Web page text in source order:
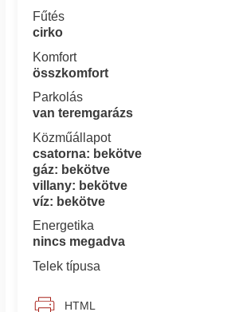
Fűtés
cirko
Komfort
összkomfort
Parkolás
van teremgarázs
Közműállapot
csatorna: bekötve
gáz: bekötve
villany: bekötve
víz: bekötve
Energetika
nincs megadva
Telek típusa
HTML